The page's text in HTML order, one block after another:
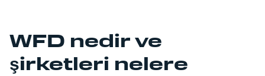
WFD nedir ve
şirketleri nelere